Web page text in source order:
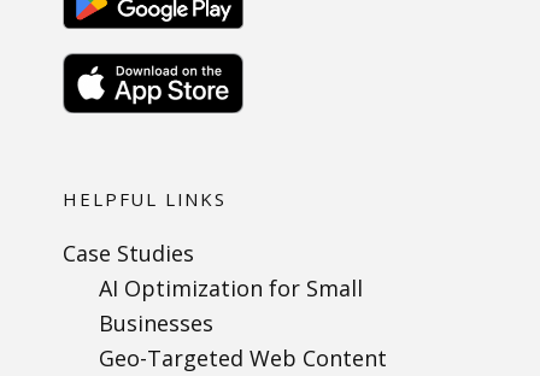
HELPFUL LINKS
Case Studies
AI Optimization for Small
Businesses
Geo-Targeted Web Content